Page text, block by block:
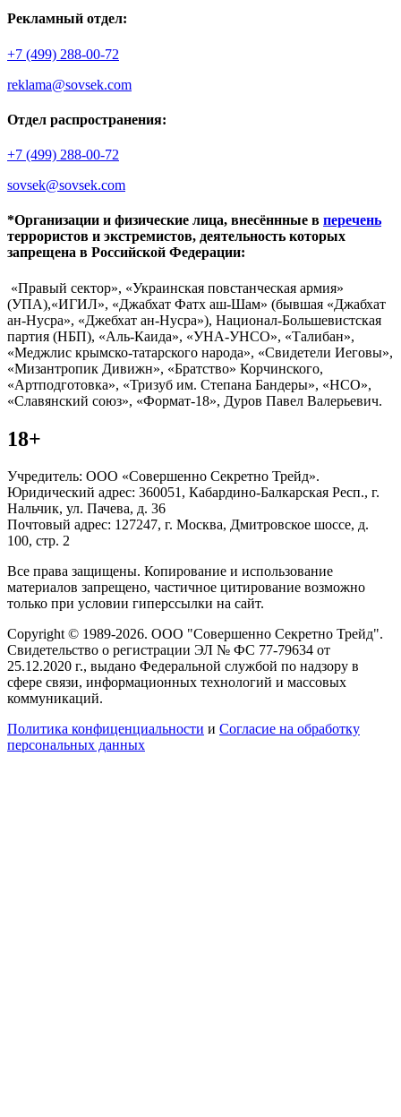
Рекламный отдел:
+7 (499) 288-00-72
reklama@sovsek.com
Отдел распространения:
+7 (499) 288-00-72
sovsek@sovsek.com
*Организации и физические лица, внесённные в перечень
террористов и экстремистов, деятельность которых
запрещена в Российской Федерации:
«Правый сектор», «Украинская повстанческая армия»
(УПА),«ИГИЛ», «Джабхат Фатх аш-Шам» (бывшая «Джабхат
ан-Нусра», «Джебхат ан-Нусра»), Национал-Большевистская
партия (НБП), «Аль-Каида», «УНА-УНСО», «Талибан»,
«Меджлис крымско-татарского народа», «Свидетели Иеговы»,
«Мизантропик Дивижн», «Братство» Корчинского,
«Артподготовка», «Тризуб им. Степана Бандеры», «НСО»,
«Славянский союз», «Формат-18», Дуров Павел Валерьевич.
18+
Учредитель: ООО «Совершенно Секретно Трейд».
Юридический адрес: 360051, Кабардино-Балкарская Респ., г.
Нальчик, ул. Пачева, д. 36
Почтовый адрес: 127247, г. Москва, Дмитровское шоссе, д.
100, стр. 2
Все права защищены. Копирование и использование
материалов запрещено, частичное цитирование возможно
только при условии гиперссылки на сайт.
Copyright © 1989-2026. ООО "Совершенно Секретно Трейд".
Свидетельство о регистрации ЭЛ № ФС 77-79634 от
25.12.2020 г., выдано Федеральной службой по надзору в
сфере связи, информационных технологий и массовых
коммуникаций.
Политика конфиценциальности и Согласие на обработку
персональных данных